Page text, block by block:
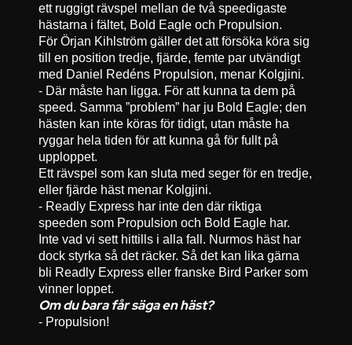
ett ruggigt rävspel mellan de två speedigaste
hästarna i fältet, Bold Eagle och Propulsion.
För Örjan Kihlström gäller det att försöka köra sig
till en position tredje, fjärde, femte par utvändigt
med Daniel Redéns Propulsion, menar Kolgjini.
- Där måste han ligga. För att kunna ta dem på
speed. Samma ”problem” har ju Bold Eagle; den
hästen kan inte köras för tidigt, utan måste ha
ryggar hela tiden för att kunna gå för fullt på
upploppet.
Ett rävspel som kan sluta med seger för en tredje,
eller fjärde häst menar Kolgjini.
- Readly Express har inte den där riktiga
speeden som Propulsion och Bold Eagle har.
Inte vad vi sett hittills i alla fall. Nurmos häst har
dock styrka så det räcker. Så det kan lika gärna
bli Readly Express eller franske Bird Parker som
vinner loppet.
Om du bara får säga en häst?
- Propulsion!